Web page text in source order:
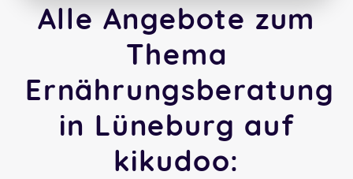
Alle Angebote zum
Thema
Ernährungsberatung
in Lüneburg auf
kikudoo: